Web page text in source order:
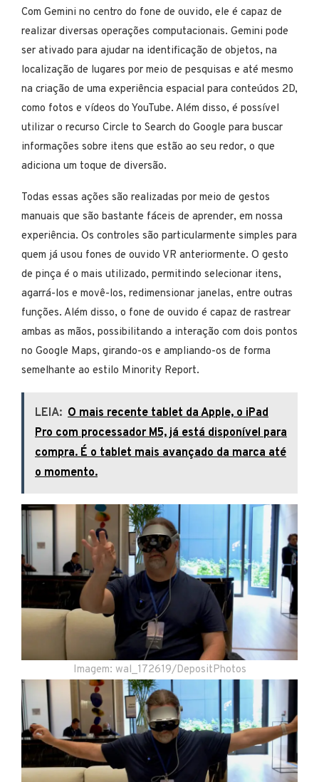
Com Gemini no centro do fone de ouvido, ele é capaz de
realizar diversas operações computacionais. Gemini pode
ser ativado para ajudar na identificação de objetos, na
localização de lugares por meio de pesquisas e até mesmo
na criação de uma experiência espacial para conteúdos 2D,
como fotos e vídeos do YouTube. Além disso, é possível
utilizar o recurso Circle to Search do Google para buscar
informações sobre itens que estão ao seu redor, o que
adiciona um toque de diversão.
Todas essas ações são realizadas por meio de gestos
manuais que são bastante fáceis de aprender, em nossa
experiência. Os controles são particularmente simples para
quem já usou fones de ouvido VR anteriormente. O gesto
de pinça é o mais utilizado, permitindo selecionar itens,
agarrá-los e movê-los, redimensionar janelas, entre outras
funções. Além disso, o fone de ouvido é capaz de rastrear
ambas as mãos, possibilitando a interação com dois pontos
no Google Maps, girando-os e ampliando-os de forma
semelhante ao estilo Minority Report.
LEIA: O mais recente tablet da Apple, o iPad
Pro com processador M5, já está disponível para
compra. É o tablet mais avançado da marca até
o momento.
Imagem: wal_172619/DepositPhotos